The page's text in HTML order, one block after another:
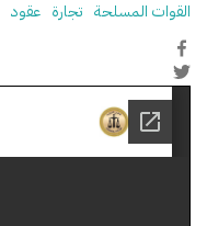
القوات المسلحة تجارة عقود